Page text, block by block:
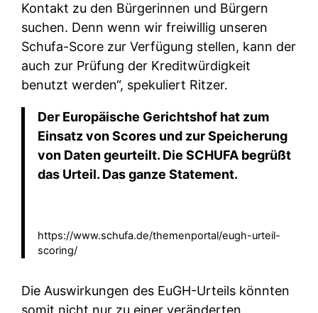
Kontakt zu den Bürgerinnen und Bürgern
suchen. Denn wenn wir freiwillig unseren
Schufa-Score zur Verfügung stellen, kann der
auch zur Prüfung der Kreditwürdigkeit
benutzt werden“, spekuliert Ritzer.
Der Europäische Gerichtshof hat zum
Einsatz von Scores und zur Speicherung
von Daten geurteilt. Die SCHUFA begrüßt
das Urteil. Das ganze Statement.
https://www.schufa.de/themenportal/eugh-urteil-
scoring/
Die Auswirkungen des EuGH-Urteils könnten
somit nicht nur zu einer veränderten